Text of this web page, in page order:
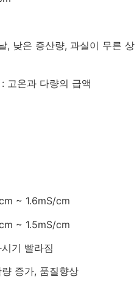
, 낮은 증산량, 과실이 무른 상
고온과 다량의 급액
~ 1.6mS/cm
~ 1.5mS/cm
기 빨라짐
증가, 품질향상